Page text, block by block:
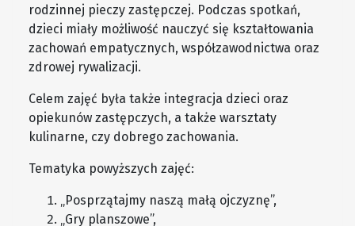
rodzinnej pieczy zastępczej. Podczas spotkań,
dzieci miały możliwość nauczyć się kształtowania
zachowań empatycznych, współzawodnictwa oraz
zdrowej rywalizacji.
Celem zajęć była także integracja dzieci oraz
opiekunów zastępczych, a także warsztaty
kulinarne, czy dobrego zachowania.
Tematyka powyższych zajęć:
„Posprzątajmy naszą małą ojczyznę”,
„Gry planszowe”,